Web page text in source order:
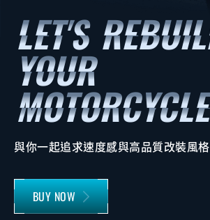
與你一起追求速度感與高品質改裝風格
BUY NOW